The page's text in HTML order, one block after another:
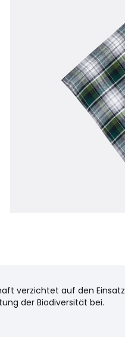
verzichtet auf den
der Biodiversität bei.